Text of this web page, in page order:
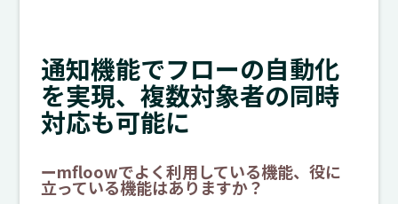
通知機能でフローの自動化
を実現、複数対象者の同時
対応も可能に
ーmfloowでよく利用している機能、役に
立っている機能はありますか？